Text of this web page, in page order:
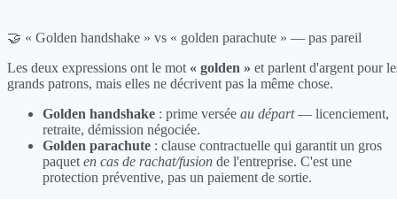
🤝 « Golden handshake » vs « golden parachute » — pas pareil
Les deux expressions ont le mot « golden » et parlent d'argent pour
grands patrons, mais elles ne décrivent pas la même chose.
Golden handshake : prime versée au départ— licenciement,
retraite, démission négociée.
Golden parachute : clause contractuelle qui garantit un gros
paquet en cas de rachat/fusion de l'entreprise. C'est une
protection préventive, pas un paiement de sortie.